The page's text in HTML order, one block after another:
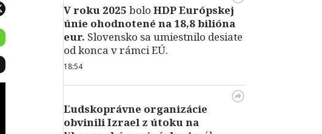
V roku 2025 bolo HDPEurópskej
únie ohodnotené na 18,8 bilióna
eur. Slovensko sa umiestnilo desiate
od konca v rámci EÚ.
18:54
Ľudskoprávne organizácie
obvinili Izrael z útoku na